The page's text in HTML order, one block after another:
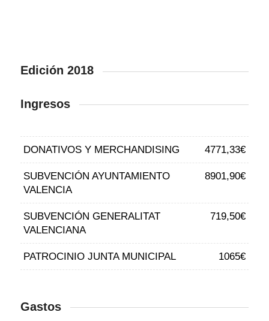
Edición 2018
Ingresos
DONATIVOS Y MERCHANDISING 4771,33€
SUBVENCIÓN AYUNTAMIENTO
VALENCIA
8901,90€
SUBVENCIÓN GENERALITAT
VALENCIANA
719,50€
PATROCINIO JUNTA MUNICIPAL 1065€
Gastos